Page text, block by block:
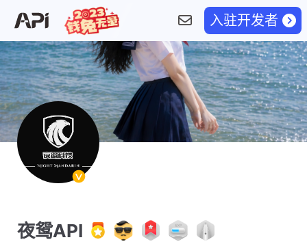
入驻开发者
夜鸳API